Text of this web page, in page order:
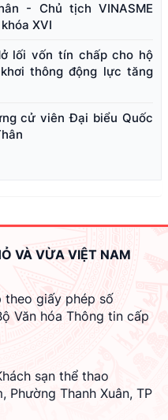
- Chủ tịch VINASME
XVI
lối vốn tín chấp cho hộ
thông động lực tăng
cử viên Đại biểu Quốc
VÀ VỪA VIỆT NAM
giấy phép số
Văn hóa Thông tin cấp
sạn thể thao
Phường Thanh Xuân, TP